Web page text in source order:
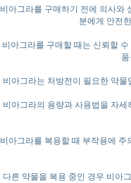
비아그라를 구매하기 전에 의사와
분에게 안전
비아그라를 구매할 때는 신뢰할
비아그라는 처방전이 필요한 약
비아그라의 용량과 사용법을 자
비아그라를 복용할 때 부작용에
다른 약물을 복용 중인 경우 비아